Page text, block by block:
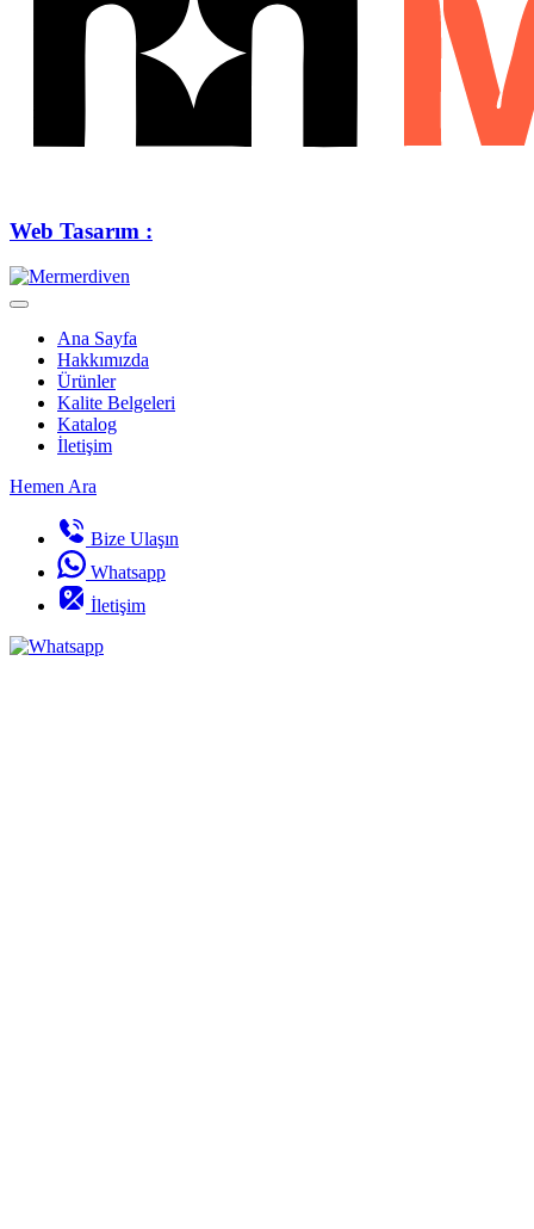
Web Tasarım :
Ana Sayfa
Hakkımızda
Ürünler
Kalite Belgeleri
Katalog
İletişim
Hemen Ara
Bize Ulaşın
Whatsapp
İletişim